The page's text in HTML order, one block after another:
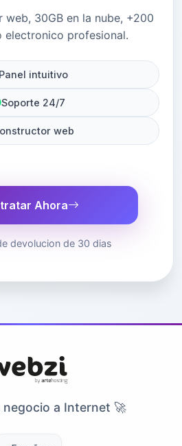
30GB en la nube, +200
electronico profesional.
intuitivo
Soporte 24/7
web
Ahora
devolucion de 30 dias
negocio a Internet 🚀